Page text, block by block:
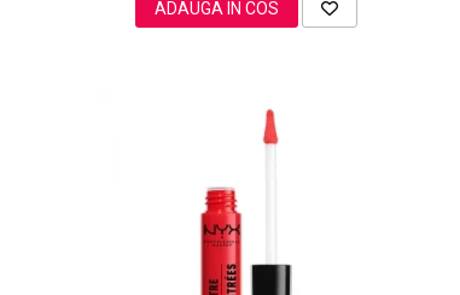
ADAUGA IN COS